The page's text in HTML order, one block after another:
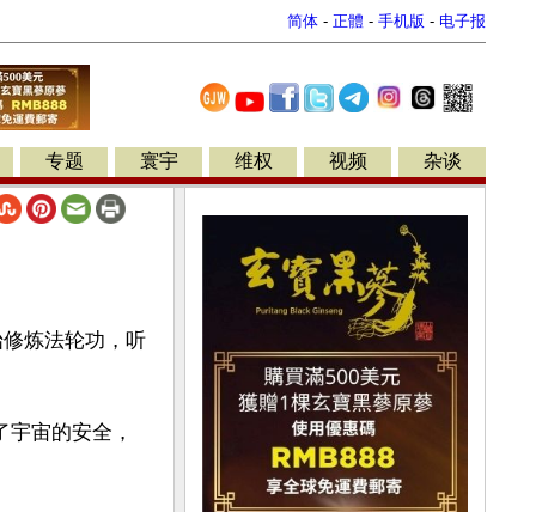
简体 - 正體 - 手机版 - 电子报
专题 寰宇 维权 视频 杂谈
炼法轮功，听
宙的安全，